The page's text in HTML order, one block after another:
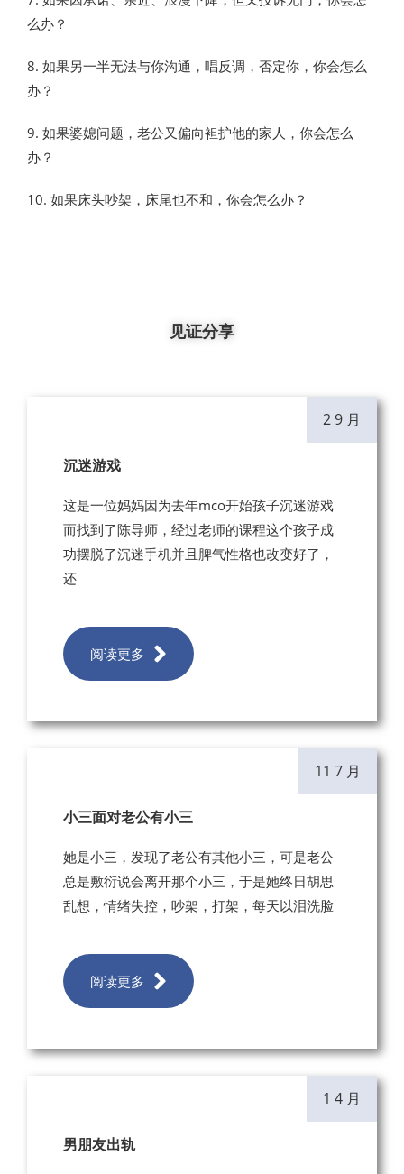
么办？
8. 如果另一半无法与你沟通，唱反调，否定你，你会怎么
办？
9. 如果婆媳问题，老公又偏向袒护他的家人，你会怎么
办？
10. 如果床头吵架，床尾也不和，你会怎么办？
见证分享
2 9 月
沉迷游戏
这是一位妈妈因为去年mco开始孩子沉迷游戏
而找到了陈导师，经过老师的课程这个孩子成
功摆脱了沉迷手机并且脾气性格也改变好了，
还
阅读更多
11 7 月
小三面对老公有小三
她是小三，发现了老公有其他小三，可是老公
总是敷衍说会离开那个小三，于是她终日胡思
乱想，情绪失控，吵架，打架，每天以泪洗脸
阅读更多
1 4 月
男朋友出轨